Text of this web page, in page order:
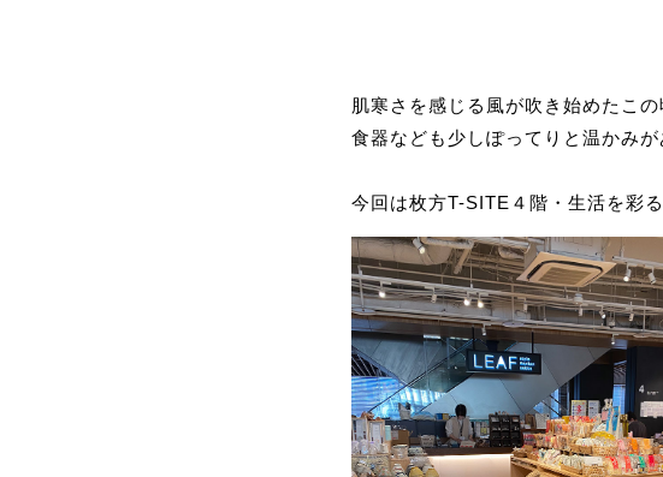
肌寒さを感じる風が吹き始めたこ
食器なども少しぽってりと温かみ
今回は枚方T-SITE４階・生活を彩